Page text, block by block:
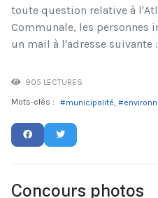
toute question relative à
Communale, les personnes
un mail à l'adresse suivante :
905 LECTURES
Mots-clés :
municipalité
Concours photos